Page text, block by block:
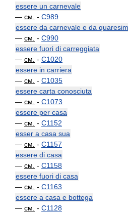
essere un carnevale
— см. - C989
essere da carnevale e da
— см. - C990
essere fuori di carreggiata
— см. - C1020
essere in carriera
— см. - C1035
essere carta conosciuta
— см. - C1073
essere per casa
— см. - C1152
esser a casa sua
— см. - C1157
essere di casa
— см. - C1158
essere fuori di casa
— см. - C1163
essere a casa e bottega
— см. - C1128